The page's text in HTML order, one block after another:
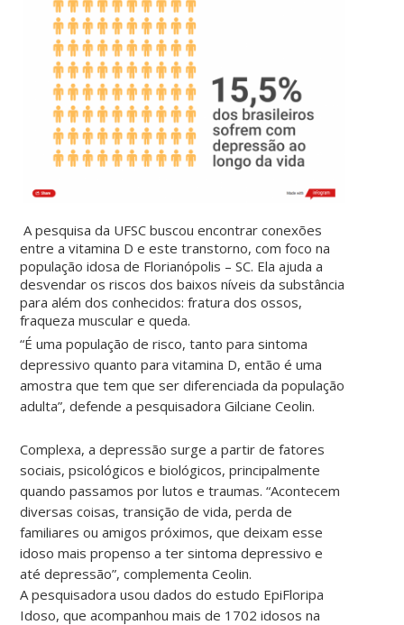
A pesquisa da UFSC buscou encontrar conexões
entre a vitamina D e este transtorno, com foco na
população idosa de Florianópolis – SC. Ela ajuda a
desvendar os riscos dos baixos níveis da substância
para além dos conhecidos: fratura dos ossos,
fraqueza muscular e queda.
“É uma população de risco, tanto para sintoma
depressivo quanto para vitamina D, então é uma
amostra que tem que ser diferenciada da população
adulta”, defende a pesquisadora Gilciane Ceolin.
Complexa, a depressão surge a partir de fatores
sociais, psicológicos e biológicos, principalmente
quando passamos por lutos e traumas. “Acontecem
diversas coisas, transição de vida, perda de
familiares ou amigos próximos, que deixam esse
idoso mais propenso a ter sintoma depressivo e
até depressão”, complementa Ceolin.
A pesquisadora usou dados do estudo EpiFloripa
Idoso, que acompanhou mais de 1702 idosos na